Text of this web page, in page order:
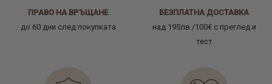
ПРАВО НА ВРЪЩАНЕ
до 60 дни след покупката
БЕЗПЛАТНА ДОСТАВКА
над 195лв./100€ с преглед и
тест